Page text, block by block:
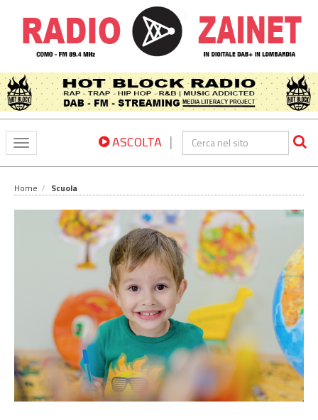
Toggle
navigation
ASCOLTA |
Home Scuola